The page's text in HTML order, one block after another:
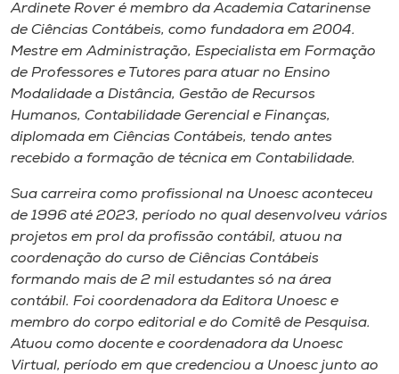
Unoesc
Store
Selecione
o idioma
A+
A-
Ardinete Rover é membro da Academia Catarinense
de Ciências Contábeis, como fundadora em 2004.
Mestre em Administração, Especialista em Formação
de Professores e Tutores para atuar no Ensino
Modalidade a Distância, Gestão de Recursos
Humanos, Contabilidade Gerencial e Finanças,
diplomada em Ciências Contábeis, tendo antes
recebido a formação de técnica em Contabilidade.
Sua carreira como profissional na Unoesc aconteceu
de 1996 até 2023, período no qual desenvolveu vários
projetos em prol da profissão contábil, atuou na
coordenação do curso de Ciências Contábeis
formando mais de 2 mil estudantes só na área
contábil. Foi coordenadora da Editora Unoesc e
membro do corpo editorial e do Comitê de Pesquisa.
Atuou como docente e coordenadora da Unoesc
Virtual, período em que credenciou a Unoesc junto ao